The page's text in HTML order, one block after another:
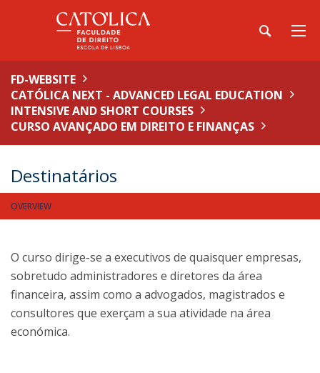
FD-WEBSITE
CATÓLICA NEXT - ADVANCED LEGAL EDUCATION
INTENSIVE AND SHORT COURSES
CURSO AVANÇADO EM DIREITO E FINANÇAS
Destinatários
OVERVIEW
O curso dirige-se a executivos de quaisquer empresas,
sobretudo administradores e diretores da área
financeira, assim como a advogados, magistrados e
consultores que exerçam a sua atividade na área
económica.